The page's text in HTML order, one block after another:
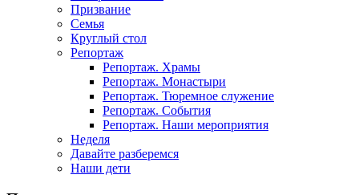
Призвание
Семья
Круглый стол
Репортаж
Репортаж. Храмы
Репортаж. Монастыри
Репортаж. Тюремное служение
Репортаж. События
Репортаж. Наши мероприятия
Неделя
Давайте разберемся
Наши дети